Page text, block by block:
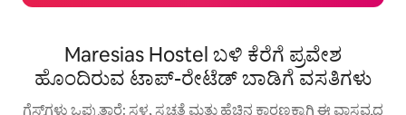
Maresias Hostel ಬಳಿ ಕೆರೆಗೆ ಪ್ರವೇಶ
ಹೊಂದಿರುವ ಟಾಪ್-ರೇಟೆಡ್ ಬಾಡಿಗೆ ವಸತಿಗಳು
ಗೆಸ್ಟ್‌ಗಳು ಒಪ್ಪುತ್ತಾರೆ: ಸ್ಥಳ, ಸ್ವಚ್ಛತೆ ಮತ್ತು ಹೆಚ್ಚಿನ ಕಾರಣಕ್ಕಾಗಿ ಈ ವಾಸ್ತವ್ಯದ